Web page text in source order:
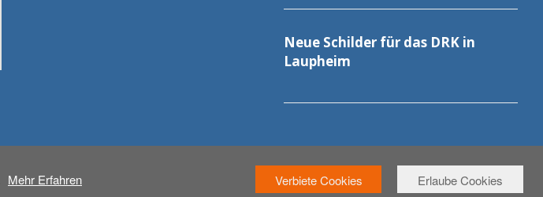
Mehr Erfahren Verbiete Cookies Erlaube Cookies
Neue Schilder für das DRK in
Laupheim
Druck & Werbetechnik Plakat Montage Kontakt Warenkorb